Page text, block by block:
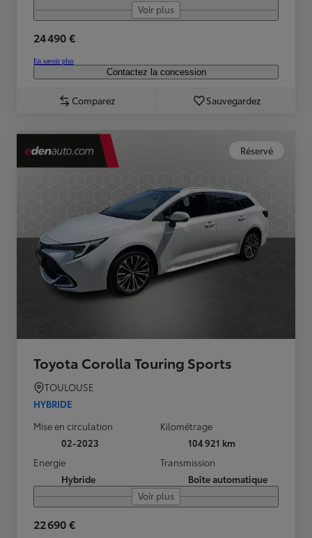
Voir plus
24 490 €
En savoir plus
Contactez la concession
Comparez Sauvegardez
Réservé
Toyota Corolla Touring Sports
TOULOUSE
HYBRIDE
Mise en circulation
02-2023
Kilométrage
104 921 km
Energie
Hybride
Transmission
Boîte automatique
Voir plus
22 690 €